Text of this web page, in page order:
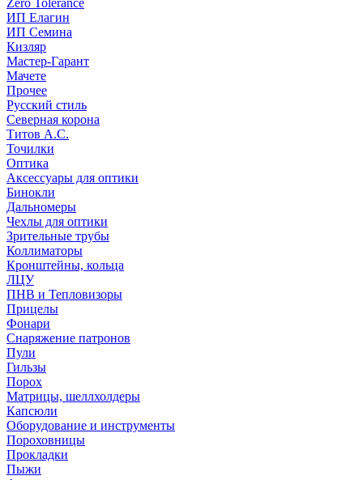
Zero Tolerance
ИП Елагин
ИП Семина
Кизляр
Мастер-Гарант
Мачете
Прочее
Русский стиль
Северная корона
Титов А.С.
Точилки
Оптика
Аксессуары для оптики
Бинокли
Дальномеры
Чехлы для оптики
Зрительные трубы
Коллиматоры
Кронштейны, кольца
ЛЦУ
ПНВ и Тепловизоры
Прицелы
Фонари
Снаряжение патронов
Пули
Гильзы
Порох
Матрицы, шеллхолдеры
Капсюли
Оборудование и инструменты
Пороховницы
Прокладки
Пыжи